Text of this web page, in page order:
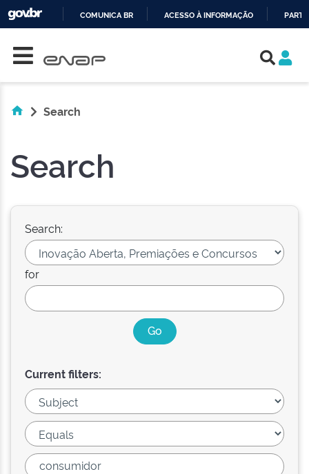
COMUNICA BR ACESSO À INFORMAÇÃO
Search
Search
Search:
for
Current filters: